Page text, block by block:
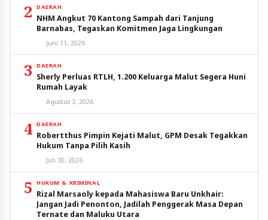
2 DAERAH
NHM Angkut 70 Kantong Sampah dari Tanjung
Barnabas, Tegaskan Komitmen Jaga Lingkungan
Juni 11, 2026
3 DAERAH
Sherly Perluas RTLH, 1.200 Keluarga Malut Segera Huni
Rumah Layak
Agustus 3, 2026
4 DAERAH
Robertthus Pimpin Kejati Malut, GPM Desak Tegakkan
Hukum Tanpa Pilih Kasih
Juli 30, 2026
5 HUKUM & KRIMINAL
Rizal Marsaoly kepada Mahasiswa Baru Unkhair:
Jangan Jadi Penonton, Jadilah Penggerak Masa Depan
Ternate dan Maluku Utara